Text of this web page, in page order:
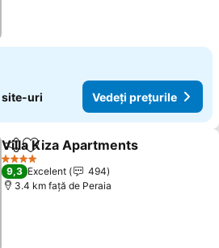
site-uri Vedeți prețurile
DistribuițiAdăugaţi la favorite
Villa Kiza Apartments
4 Stele
9,3 Excelent
494
3.4 km faţă de Peraia